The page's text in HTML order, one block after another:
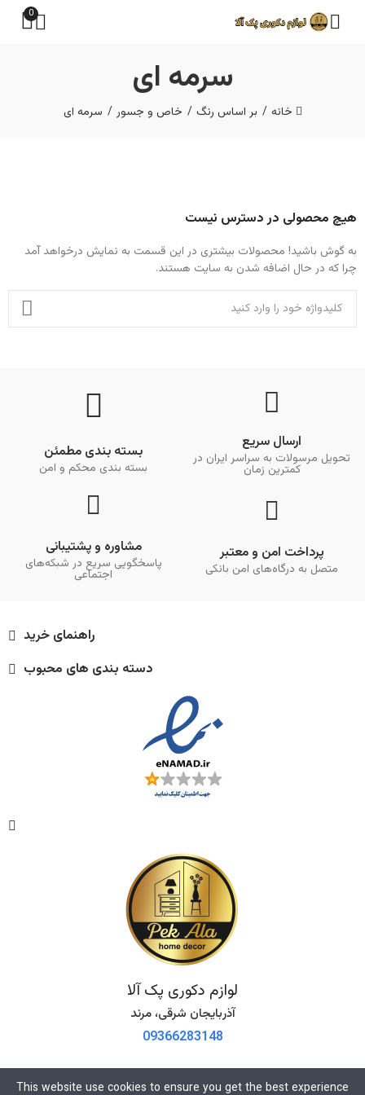
0
سرمه ای
خانه بر اساس رنگ خاص و جسور سرمه ای
هیچ محصولی در دسترس نیست
به گوش باشید! محصولات بیشتری در این قسمت به نمایش درخواهد آمد
چرا که در حال اضافه شدن به سایت هستند.
ارسال سریع
تحویل مرسولات به سراسر ایران در
کمترین زمان
بسته بندی مطمئن
بسته بندی محکم و امن
پرداخت امن و معتبر
متصل به درگاه‌های امن بانکی
مشاوره و پشتیبانی
پاسخگویی سریع در شبکه‌های
اجتماعی
راهنمای خرید
دسته بندی های محبوب
لوازم دکوری پک آلا
آذربایجان شرقی، مرند
09366283148
This website use cookies to ensure you get the best experience